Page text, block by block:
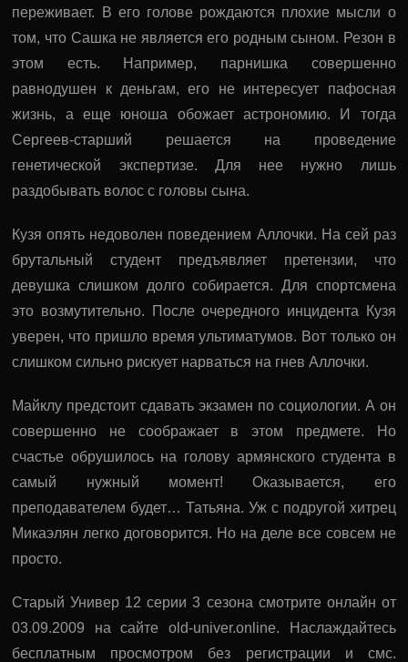
переживает. В его голове рождаются плохие мысли о
том, что Сашка не является его родным сыном. Резон в
этом есть. Например, парнишка совершенно
равнодушен к деньгам, его не интересует пафосная
жизнь, а еще юноша обожает астрономию. И тогда
Сергеев-старший решается на проведение
генетической экспертизе. Для нее нужно лишь
раздобывать волос с головы сына.
Кузя опять недоволен поведением Аллочки. На сей раз
брутальный студент предъявляет претензии, что
девушка слишком долго собирается. Для спортсмена
это возмутительно. После очередного инцидента Кузя
уверен, что пришло время ультиматумов. Вот только он
слишком сильно рискует нарваться на гнев Аллочки.
Майклу предстоит сдавать экзамен по социологии. А он
совершенно не соображает в этом предмете. Но
счастье обрушилось на голову армянского студента в
самый нужный момент! Оказывается, его
преподавателем будет… Татьяна. Уж с подругой хитрец
Микаэлян легко договорится. Но на деле все совсем не
просто.
Старый Универ 12 серии 3 сезона смотрите онлайн от
03.09.2009 на сайте old-univer.online. Наслаждайтесь
бесплатным просмотром без регистрации и смс.